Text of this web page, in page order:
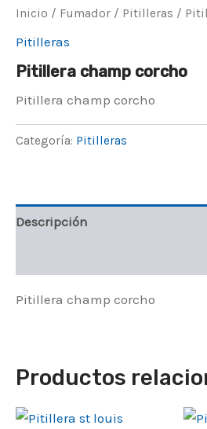
Inicio / Fumador / Pitilleras /
Pitilleras
Pitillera champ corcho
Pitillera champ corcho
Categoría: Pitilleras
Descripción
Pitillera champ corcho
Productos